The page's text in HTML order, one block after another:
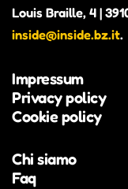
Louis Braille, 4 |
inside@inside.bz.it.
Impressum
Privacy policy
Cookie policy
Chi siamo
Faq